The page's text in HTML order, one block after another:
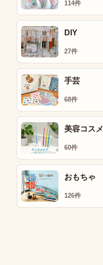
114件
DIY
27件
手芸
68件
美容コスメ
60件
おもちゃ
126件